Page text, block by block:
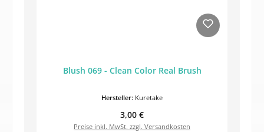
Blush 069 - Clean Color Real Brush
Hersteller: Kuretake
Regulärer Preis:
3,00 €
Preise inkl. MwSt. zzgl. Versandkosten